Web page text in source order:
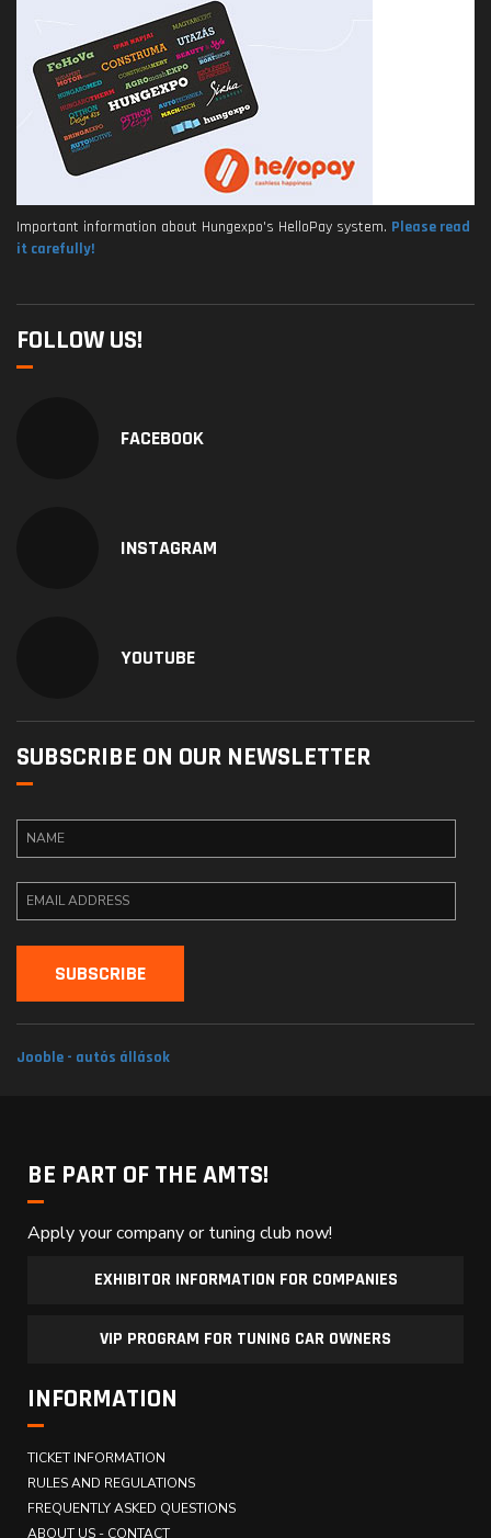
Important information about Hungexpo's HelloPay system. Please read
it carefully!
FOLLOW US!
FACEBOOK
INSTAGRAM
YOUTUBE
SUBSCRIBE ON OUR NEWSLETTER
Jooble - autós állások
BE PART OF THE AMTS!
Apply your company or tuning club now!
EXHIBITOR INFORMATION FOR COMPANIES
VIP PROGRAM FOR TUNING CAR OWNERS
INFORMATION
TICKET INFORMATION
RULES AND REGULATIONS
FREQUENTLY ASKED QUESTIONS
ABOUT US - CONTACT